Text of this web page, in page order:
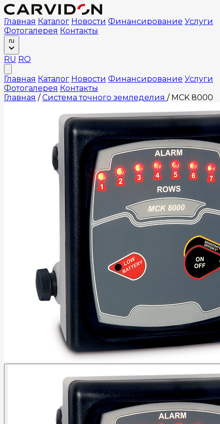
Главная Каталог Новости Финансирование Услуги
Фотогалерея Контакты
ru
RU RO
Главная Каталог Новости Финансирование Услуги
Фотогалерея Контакты
Главная / Система точного земледелия / MCK 8000